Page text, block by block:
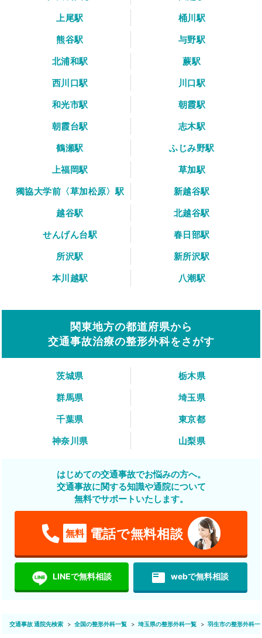
上尾駅
桶川駅
熊谷駅
与野駅
北浦和駅
蕨駅
西川口駅
川口駅
和光市駅
朝霞駅
朝霞台駅
志木駅
鶴瀬駅
ふじみ野駅
上福岡駅
草加駅
獨協大学前〈草加松原〉駅
新越谷駅
越谷駅
北越谷駅
せんげん台駅
春日部駅
所沢駅
新所沢駅
本川越駅
八潮駅
関東地方の都道府県から
交通事故治療の整形外科をさがす
茨城県
栃木県
群馬県
埼玉県
千葉県
東京都
神奈川県
山梨県
はじめての交通事故でお悩みの方へ。
交通事故に関する知識や通院について
無料でサポートいたします。
無料 電話で無料相談
LINEで無料相談 featured_play_list webで無料相談
交通事故 通院先検索 全国の整形外科一覧 埼玉県の整形外科一覧 羽生市の整形外科一